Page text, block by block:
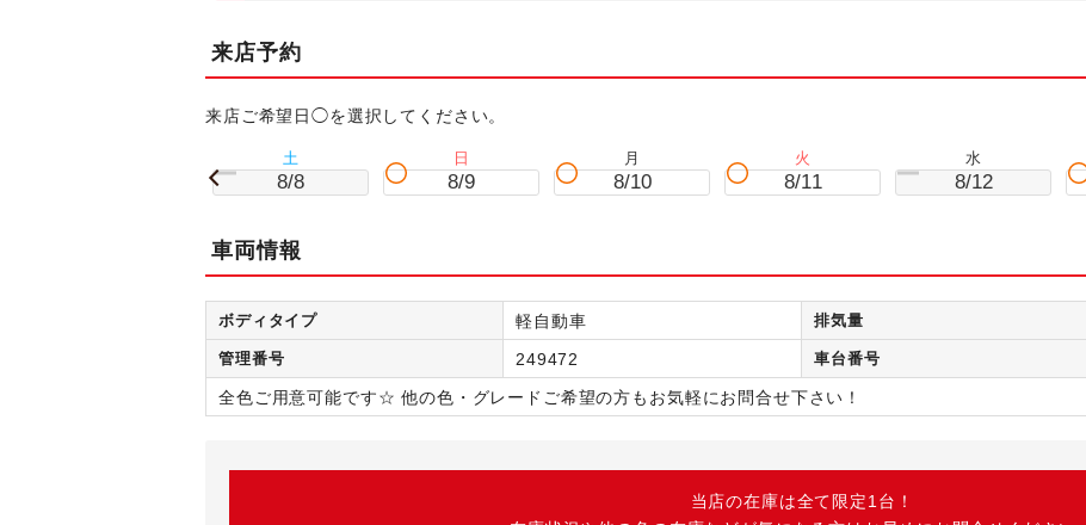
来店予約
来店ご希望日◯を選択してください。
土
8/8
日
8/9
月
8/10
火
8/11
水
8/12
車両情報
ボディタイプ 軽自動車 排気量
管理番号 249472 車台番号
全色ご用意可能です☆ 他の色・グレードご希望の方もお気軽にお問合せ下さい！
当店の在庫は全て限定1台！